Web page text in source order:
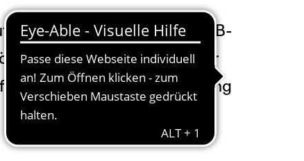
Minerva vereinbart. Die YB-
unter fachkundiger
Futsal Partner der Young